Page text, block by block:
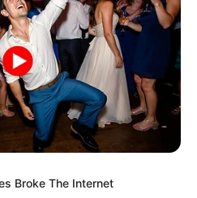
Broke The Internet